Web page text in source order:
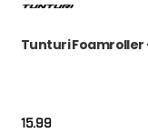
Tunturi Foamroller
15.99